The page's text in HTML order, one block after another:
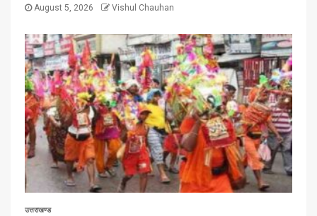
August 5, 2026 Vishul Chauhan
उत्तराखण्ड